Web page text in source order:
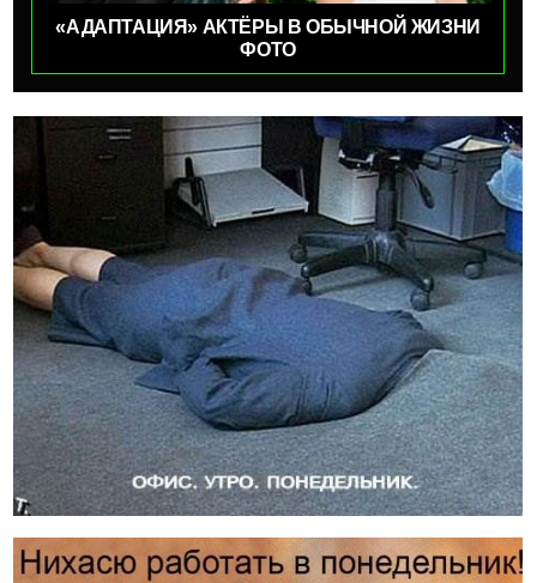
«АДАПТАЦИЯ» АКТЁРЫ В ОБЫЧНОЙ ЖИЗНИ
ФОТО